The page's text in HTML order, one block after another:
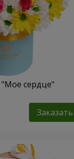
сердце"
Заказать